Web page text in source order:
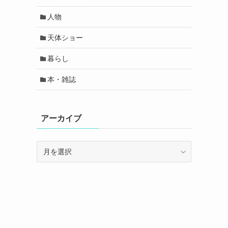
人物
天体ショー
暮らし
本・雑誌
アーカイブ